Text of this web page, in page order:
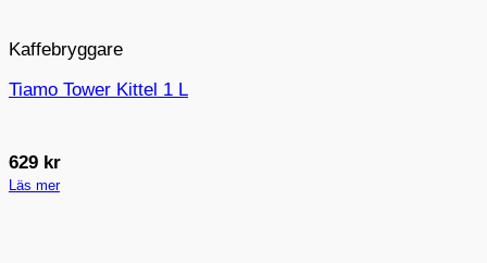
Kaffebryggare
Tiamo Tower Kittel 1 L
629 kr
Läs mer